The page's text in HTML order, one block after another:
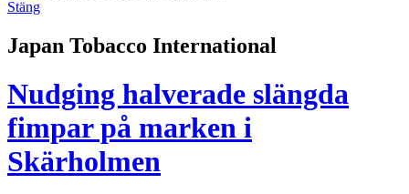
Stäng
Japan Tobacco International
Nudging halverade slängda
fimpar på marken i
Skärholmen